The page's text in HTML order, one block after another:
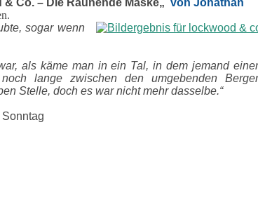
sogar wenn
als käme man in ein Tal, in dem jemand
lange zwischen den umgebenden
Stelle, doch es war nicht mehr dasselbe.“